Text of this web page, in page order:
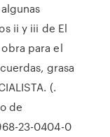
ii y iii de El
para el
grasa
(.
de
23-0404-0